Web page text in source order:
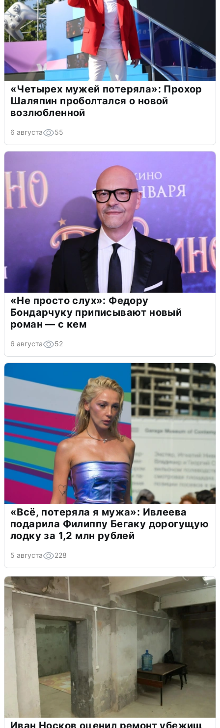
«Четырех мужей потеряла»: Прохор
Шаляпин проболтался о новой
возлюбленной
6 августа 55
«Не просто слух»: Федору
Бондарчуку приписывают новый
роман — с кем
6 августа 52
«Всё, потеряла я мужа»: Ивлеева
подарила Филиппу Бегаку дорогущую
лодку за 1,2 млн рублей
5 августа 228
Иван Носков оценил ремонт убежищ